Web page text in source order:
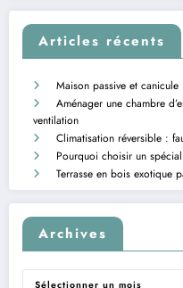
Articles récents
Maison passive et
Aménager une chambre
ventilation
Climatisation réversible :
Pourquoi choisir un
Terrasse en bois exotique
Archives
Archives